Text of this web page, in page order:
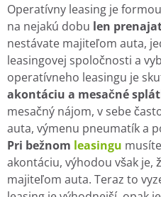
Operatívny leasing je
na nejakú dobu len
nestávate majiteľom auta,
leasingovej spoločnosti a
operatívneho leasingu je
akontáciu a mesačné
mesačný nájom, v sebe
auta, výmenu pneumatík a
Pri bežnom leasingu
akontáciu, výhodou však je,
majiteľom auta. Teraz to